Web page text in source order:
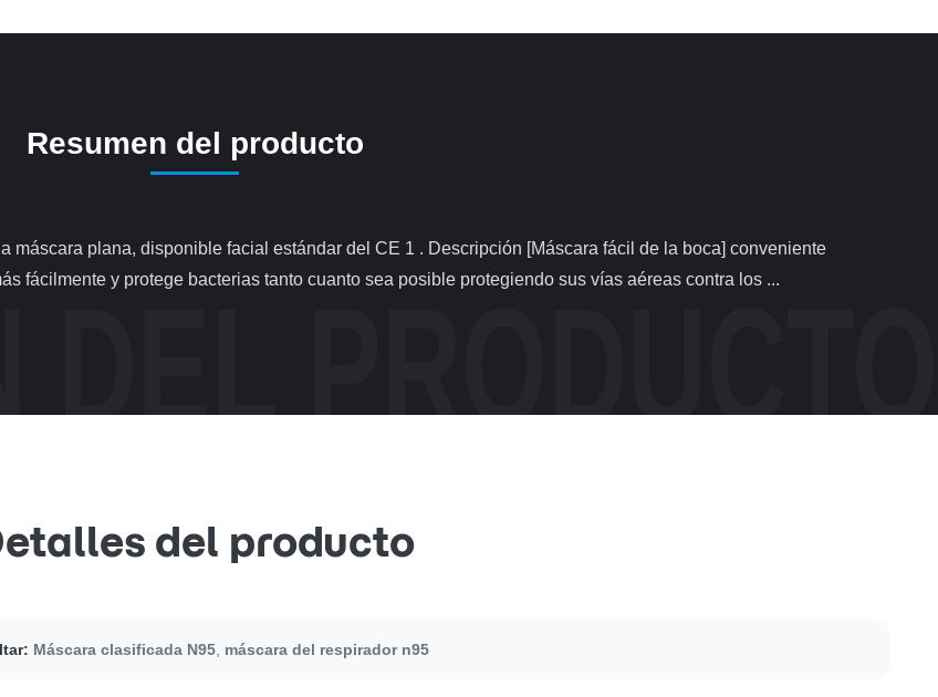
Resumen del producto
fácilmente y protege bacterias tanto cuanto sea posible protegiendo sus vías aéreas contra los ...
del producto
Máscara clasificada N95, máscara del respirador n95